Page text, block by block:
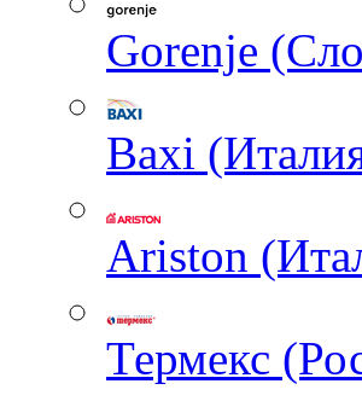
Gorenje
Baxi
Ariston
Термекс